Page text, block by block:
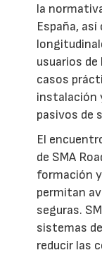
la
España,
usuarios de
casos
instalación
pasivos de
El
de SMA
formación
permitan
seguras.
sistemas
reducir las